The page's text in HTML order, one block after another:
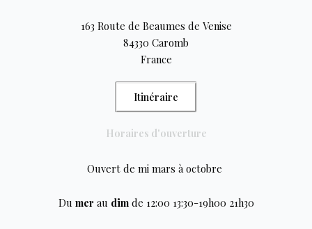
163 Route de Beaumes de Venise
84330 Caromb
France
Itinéraire
Horaires d'ouverture
Ouvert de mi mars à octobre
Du merau dimde 12:00 13:30-19h00 21h30